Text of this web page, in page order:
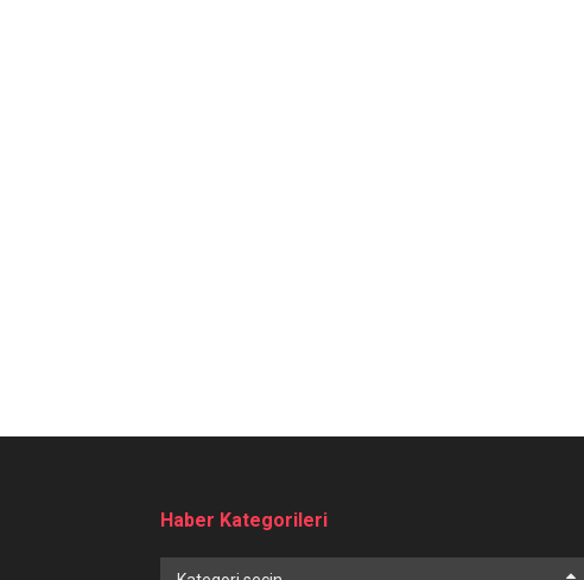
Haber Kategorileri
Haber